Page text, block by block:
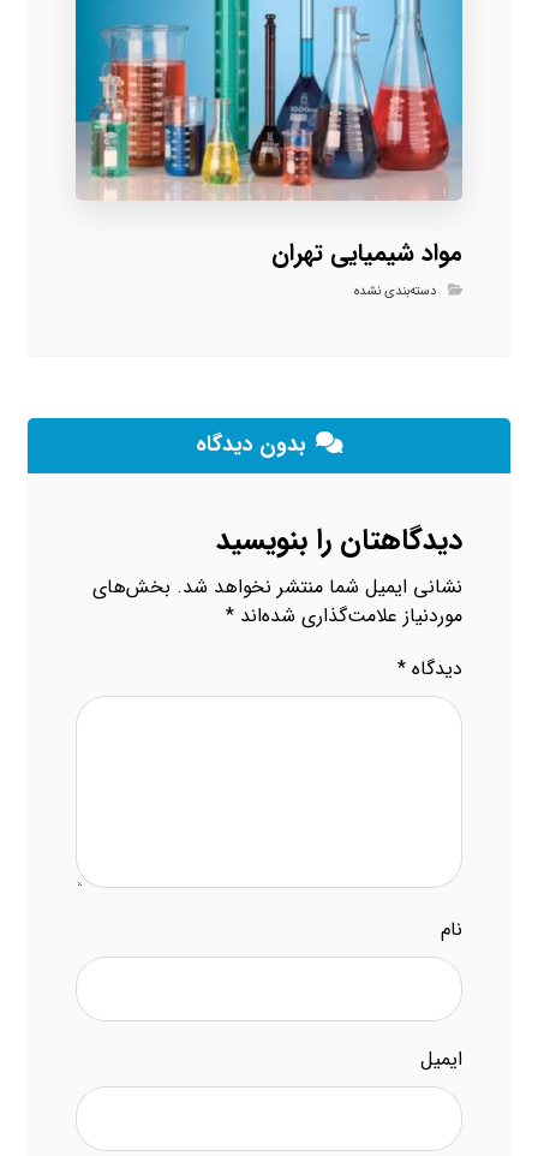
مواد شیمیایی تهران
دسته‌بندی نشده
بدون دیدگاه
دیدگاهتان را بنویسید
نشانی ایمیل شما منتشر نخواهد شد. بخش‌های
موردنیاز علامت‌گذاری شده‌اند*
دیدگاه*
نام
ایمیل